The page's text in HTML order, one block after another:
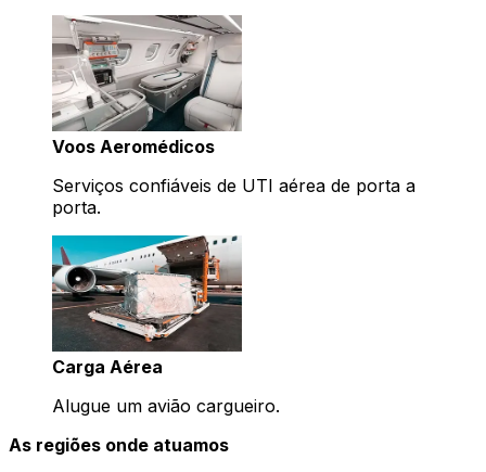
Voos Aeromédicos
Serviços confiáveis de UTI aérea de porta a
porta.
Carga Aérea
Alugue um avião cargueiro.
As regiões onde atuamos